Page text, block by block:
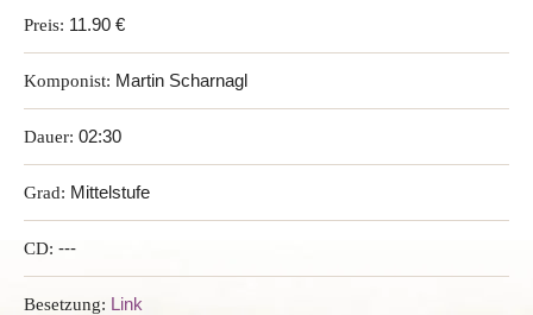
Preis: 11.90 €
Komponist: Martin Scharnagl
Dauer: 02:30
Grad: Mittelstufe
CD: ---
Besetzung: Link